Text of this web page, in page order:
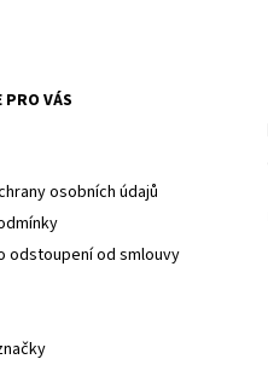
PRO VÁS
osobních údajů
odstoupení od smlouvy